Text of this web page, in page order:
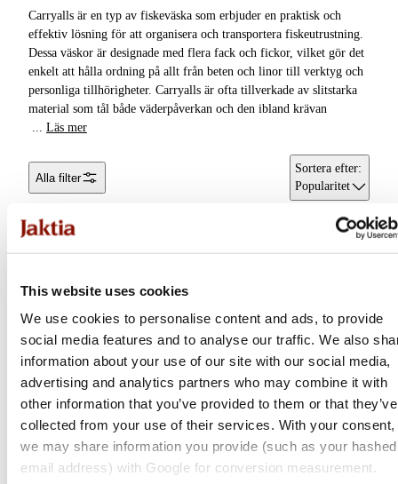
This website uses cookies
We use cookies to personalise content and ads, to provide
social media features and to analyse our traffic. We also
information about your use of our site with our social media,
advertising and analytics partners who may combine it with
other information that you’ve provided to them or that they’ve
collected from your use of their services. With your consent,
we may share information you provide (such as your hashed
email address) with Google for conversion measurement.
Krokbetesförvaring
Övrig Förvaring &
Väskor
Förvaringslådor &
Packboxar
Kylväskor &
Kylboxar
Rullskydd &
Rullväskor
Betesboxar & Lådor
Skryllor
Käng- & Stövelväskor
Fiskeväskor
Fiskeryggsäckar
Wallets
Sling Packs
Beteshinkar
Carryalls
Betesväskor
Carryalls är en typ av fiskeväska som erbjuder en praktisk och
effektiv lösning för att organisera och transportera fiskeutrustning.
Dessa väskor är designade med flera fack och fickor, vilket gör det
enkelt att hålla ordning på allt från beten och linor till verktyg och
personliga tillhörigheter. Carryalls är ofta tillverkade av slitstarka
material som tål både väderpåverkan och den ibland krävan
... Läs mer
Alla filter
Sortera efter:
Popularitet
Ifish
Sensi Rod Carryall
Daiwa